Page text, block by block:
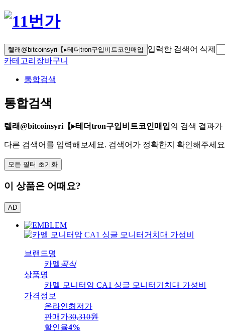
텔래@bitcoinsyri【▸테더tron구입비트코인매입
입력한 검색어 삭제
카테고리 장바구니
통합검색
통합검색
텔래@bitcoinsyri【▸테더tron구입비트코인매입의 검색 결과가
다른 검색어를 입력해보세요. 검색어가 정확한지 확인해주세
모든 필터 초기화
이 상품은 어때요?
AD
브랜드명
카멜 공식
상품명
카멜 모니터암 CA1 싱글 모니터거치대 가성비
가격정보
온라인최저가
판매가30,310원
할인율4%